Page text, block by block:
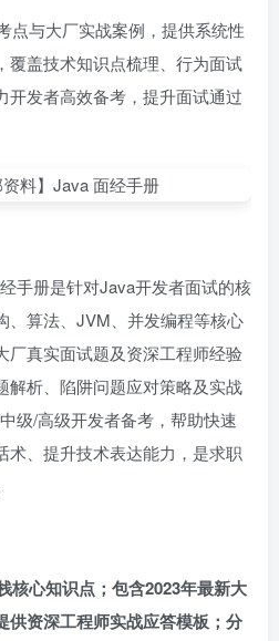
点与大厂实战案例，提供系统性
覆盖技术知识点梳理、行为面试
开发者高效备考，提升面试通过
手册是针对Java开发者面试的核
、算法、JVM、并发编程等核心
厂真实面试题及资深工程师经验
解析、陷阱问题应对策略及实战
级/高级开发者备考，帮助快速
术、提升技术表达能力，是求职
核心知识点；包含2023年最新大
供资深工程师实战应答模板；分